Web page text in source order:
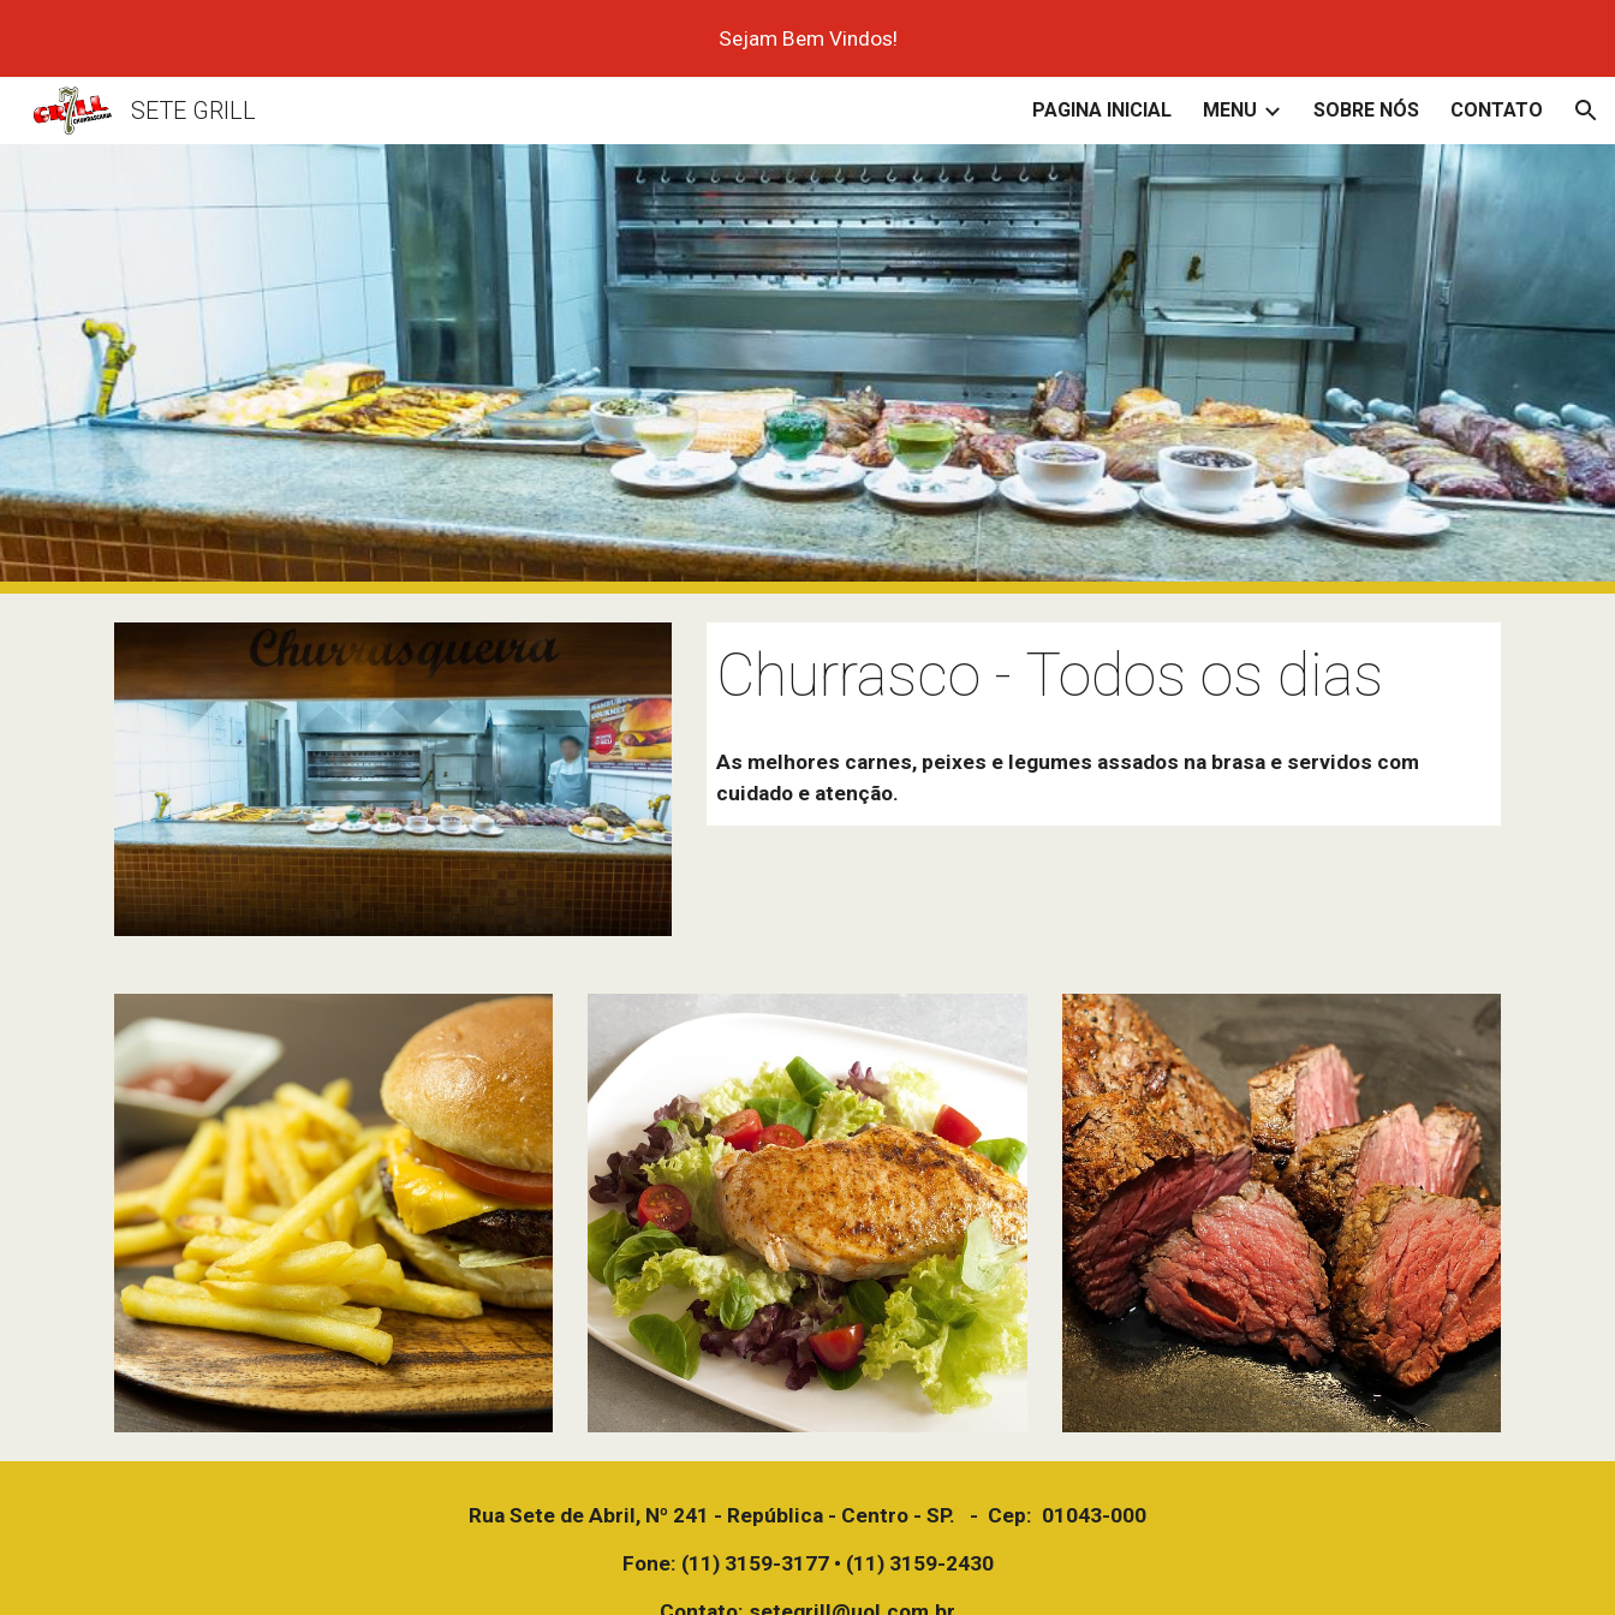
Sejam Bem Vindos!
SETE GRILL PAGINA INICIAL MENU SOBRE NÓS CONTATO
Churrasco - Todos os dias
As melhores carnes, peixes e legumes assados na brasa e servidos com
cuidado e atenção.
Rua Sete de Abril, Nº 241 - República - Centro - SP.   -  Cep:  01043-000
Fone: (11) 3159-3177 • (11) 3159-2430